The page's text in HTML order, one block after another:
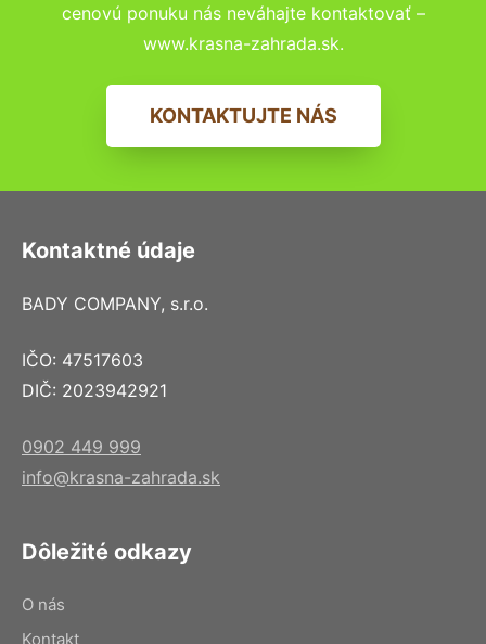
cenovú ponuku nás neváhajte kontaktovať –
www.krasna-zahrada.sk.
KONTAKTUJTE NÁS
Kontaktné údaje
BADY COMPANY, s.r.o.
IČO: 47517603
DIČ: 2023942921
0902 449 999
info@krasna-zahrada.sk
Dôležité odkazy
O nás
Kontakt